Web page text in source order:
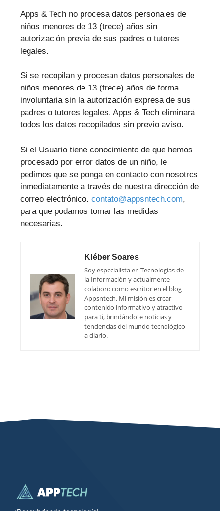
Apps & Tech no procesa datos personales de
niños menores de 13 (trece) años sin
autorización previa de sus padres o tutores
legales.
Si se recopilan y procesan datos personales de
niños menores de 13 (trece) años de forma
involuntaria sin la autorización expresa de sus
padres o tutores legales, Apps & Tech eliminará
todos los datos recopilados sin previo aviso.
Si el Usuario tiene conocimiento de que hemos
procesado por error datos de un niño, le
pedimos que se ponga en contacto con nosotros
inmediatamente a través de nuestra dirección de
correo electrónico.contato@appsntech.com,
para que podamos tomar las medidas
necesarias.
Kléber Soares
Soy especialista en Tecnologías de
la Información y actualmente
colaboro como escritor en el blog
Appsntech. Mi misión es crear
contenido informativo y atractivo
para ti, brindándote noticias y
tendencias del mundo tecnológico
a diario.